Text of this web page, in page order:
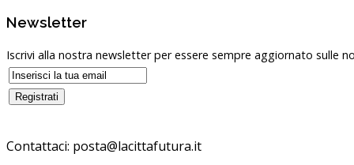
Newsletter
Iscrivi alla nostra newsletter per essere sempre aggiornato sulle
Contattaci: posta@lacittafutura.it